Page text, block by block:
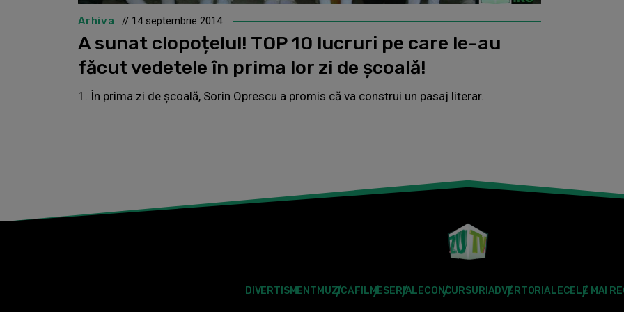
Arhiva // 14 septembrie 2014
A sunat clopoțelul! TOP 10 lucruri pe care le-au
făcut vedetele în prima lor zi de școală!
1. În prima zi de școală, Sorin Oprescu a promis că va construi un pasaj literar.
DIVERTISMENT MUZICĂFILMESERIALECONCURSURI ADVERTORIALECELE MAI